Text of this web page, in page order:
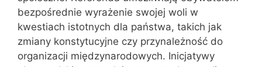
bezpośrednie wyrażenie swojej woli w
kwestiach istotnych dla państwa, takich jak
zmiany konstytucyjne czy przynależność do
organizacji międzynarodowych. Inicjatywy